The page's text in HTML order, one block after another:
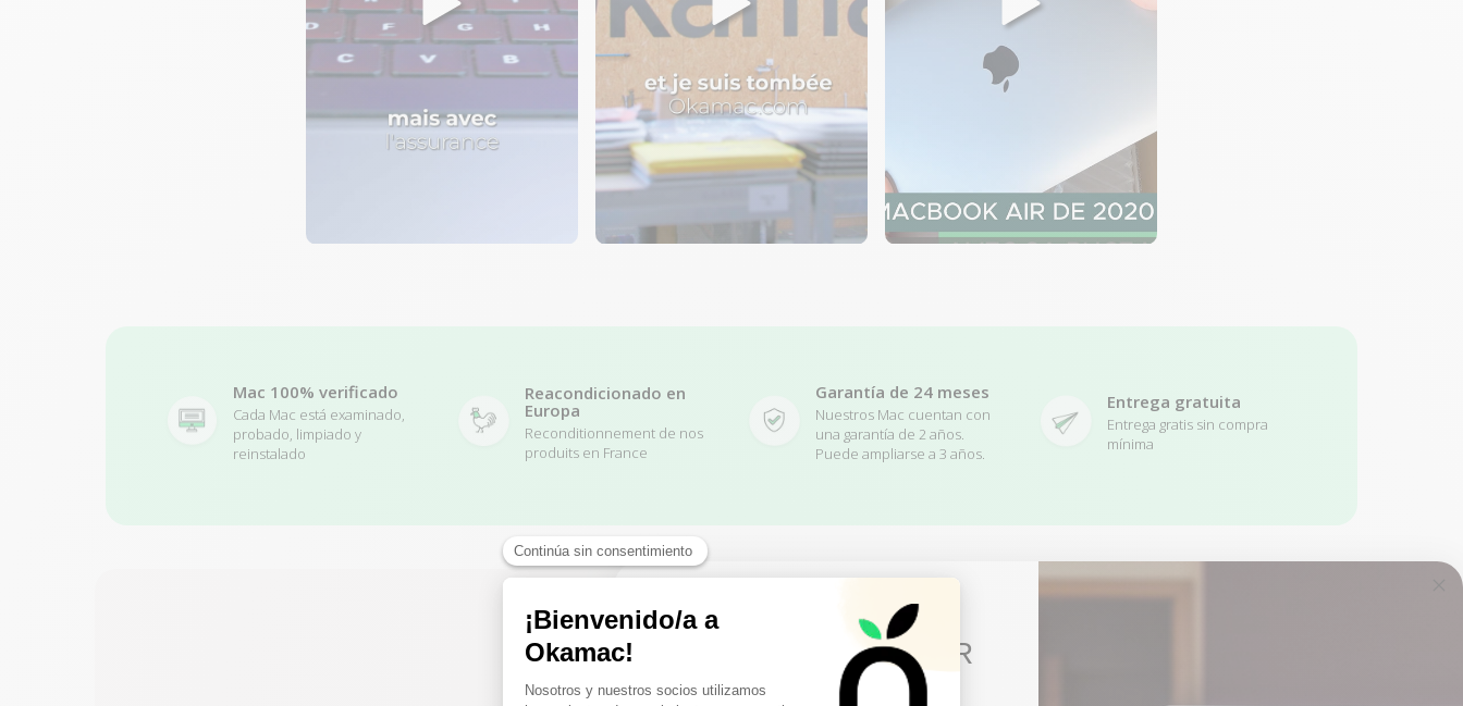
Mac 100% verificado
Cada Mac está examinado,
probado, limpiado y
reinstalado
Reacondicionado en
Europa
Reconditionnement de nos
produits en France
Garantía de 24 meses
Nuestros Mac cuentan con
una garantía de 2 años.
Puede ampliarse a 3 años.
Entrega gratuita
Entrega gratis sin compra
mínima
Related Products
10€ FREE ON YOUR
FIRST ORDER